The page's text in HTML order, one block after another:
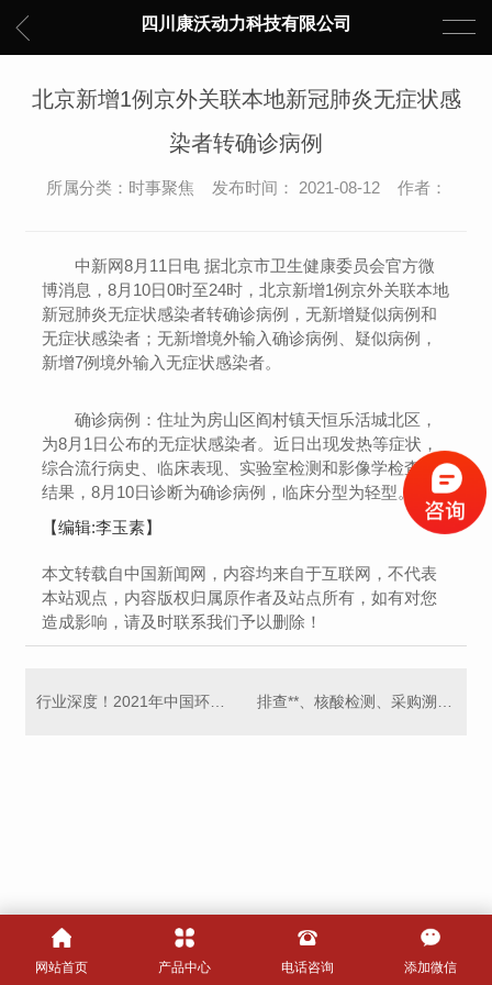
四川康沃动力科技有限公司
北京新增1例京外关联本地新冠肺炎无症状感
染者转确诊病例
所属分类：时事聚焦 发布时间： 2021-08-12 作者：
中新网8月11日电 据北京市卫生健康委员会官方微
博消息，8月10日0时至24时，北京新增1例京外关联本地
新冠肺炎无症状感染者转确诊病例，无新增疑似病例和
无症状感染者；无新增境外输入确诊病例、疑似病例，
新增7例境外输入无症状感染者。
确诊病例：住址为房山区阎村镇天恒乐活城北区，
为8月1日公布的无症状感染者。近日出现发热等症状，
综合流行病史、临床表现、实验室检测和影像学检查等
结果，8月10日诊断为确诊病例，临床分型为轻型。
【编辑:李玉素】
本文转载自中国新闻网，内容均来自于互联网，不代表
本站观点，内容版权归属原作者及站点所有，如有对您
造成影响，请及时联系我们予以删除！
网站首页 产品中心 电话咨询 添加微信